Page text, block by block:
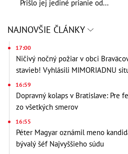
Prišlo jej jediné prianie od...
NAJNOVŠIE ČLÁNKY
17:00
Ničivý nočný požiar v obci
stavieb! Vyhlásili MIMORIADNU
16:59
Dopravný kolaps v Bratislave: Pre
zo všetkých smerov
16:55
Péter Magyar oznámil meno
bývalý šéf Najvyššieho súdu